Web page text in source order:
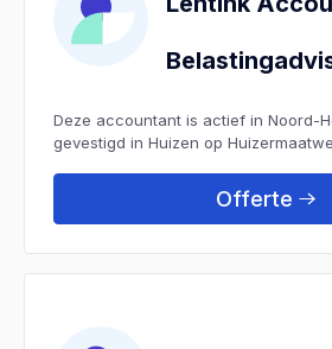
Deze accountant is actief in Noord-
gevestigd in Huizen op
Offerte